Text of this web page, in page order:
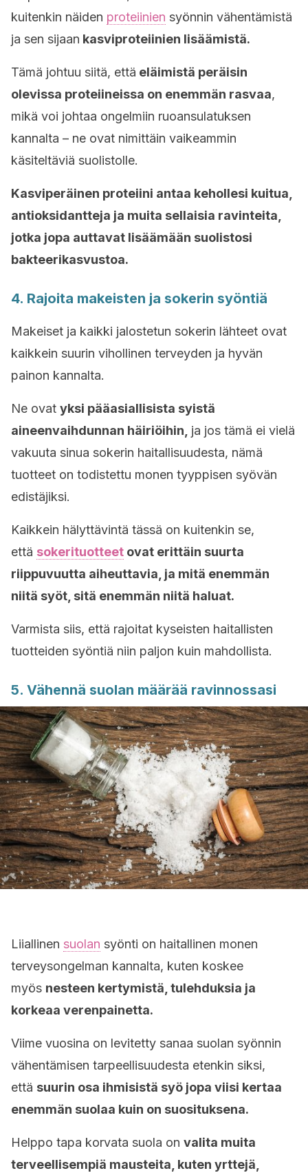
kuitenkin näiden proteiinien syönnin vähentämistä
ja sen sijaan kasviproteiinien lisäämistä.
Tämä johtuu siitä, että eläimistä peräisin
olevissa proteiineissa on enemmän rasvaa,
mikä voi johtaa ongelmiin ruoansulatuksen
kannalta – ne ovat nimittäin vaikeammin
käsiteltäviä suolistolle.
Kasviperäinen proteiini antaa kehollesi kuitua,
antioksidantteja ja muita sellaisia ravinteita,
jotka jopa auttavat lisäämään suolistosi
bakteerikasvustoa.
4. Rajoita makeisten ja sokerin syöntiä
Makeiset ja kaikki jalostetun sokerin lähteet ovat
kaikkein suurin vihollinen terveyden ja hyvän
painon kannalta.
Ne ovat yksi pääasiallisista syistä
aineenvaihdunnan häiriöihin, ja jos tämä ei vielä
vakuuta sinua sokerin haitallisuudesta, nämä
tuotteet on todistettu monen tyyppisen syövän
edistäjiksi.
Kaikkein hälyttävintä tässä on kuitenkin se,
että sokerituotteet ovat erittäin suurta
riippuvuutta aiheuttavia, ja mitä enemmän
niitä syöt, sitä enemmän niitä haluat.
Varmista siis, että rajoitat kyseisten haitallisten
tuotteiden syöntiä niin paljon kuin mahdollista.
5. Vähennä suolan määrää ravinnossasi
Liiallinen suolan syönti on haitallinen monen
terveysongelman kannalta, kuten koskee
myös nesteen kertymistä, tulehduksia ja
korkeaa verenpainetta.
Viime vuosina on levitetty sanaa suolan syönnin
vähentämisen tarpeellisuudesta etenkin siksi,
että suurin osa ihmisistä syö jopa viisi kertaa
enemmän suolaa kuin on suosituksena.
Helppo tapa korvata suola on valita muita
terveellisempiä mausteita, kuten yrttejä,